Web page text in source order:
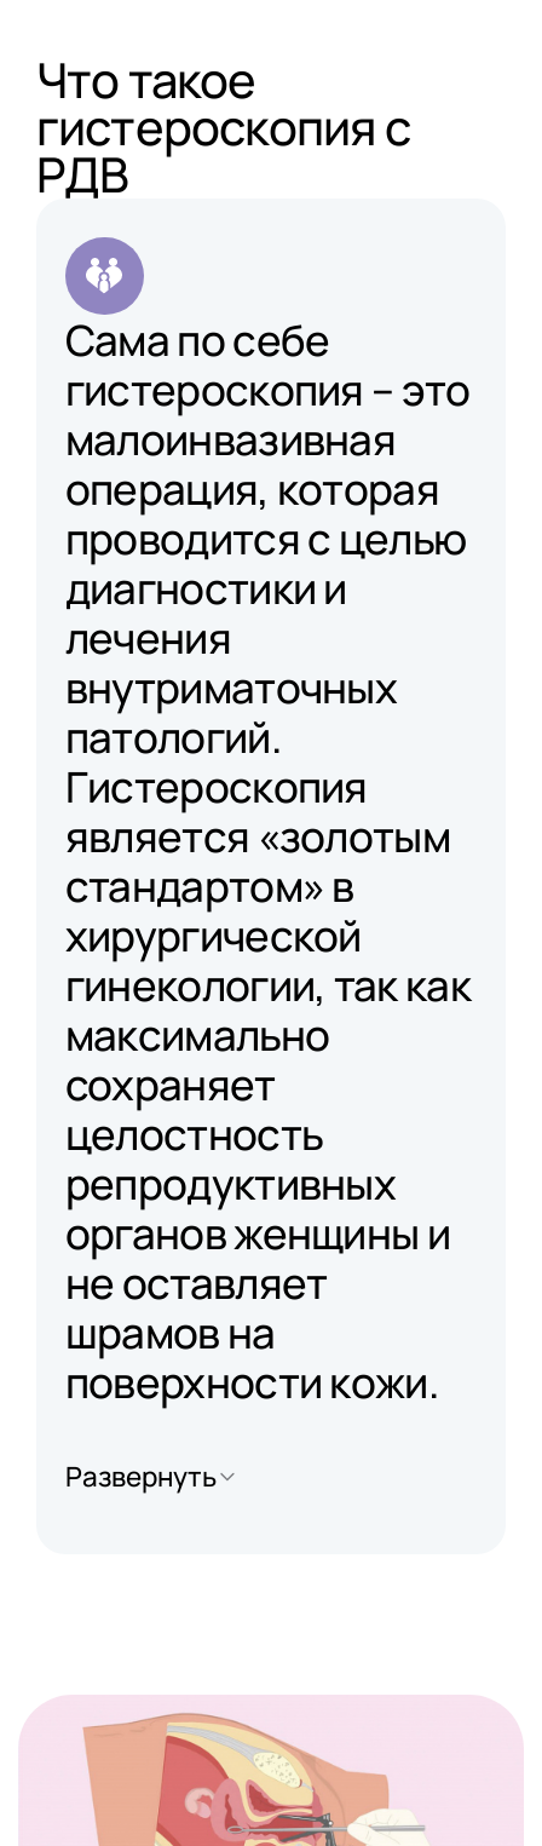
Что такое
гистероскопия с
РДВ
Сама по себе
гистероскопия – это
малоинвазивная
операция, которая
проводится с целью
диагностики и
лечения
внутриматочных
патологий.
Гистероскопия
является «золотым
стандартом» в
хирургической
гинекологии, так как
максимально
сохраняет
целостность
репродуктивных
органов женщины и
не оставляет
шрамов на
поверхности кожи.
Развернуть